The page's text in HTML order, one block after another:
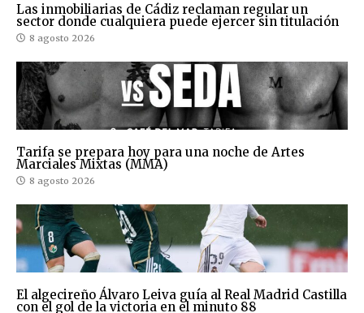
Las inmobiliarias de Cádiz reclaman regular un
sector donde cualquiera puede ejercer sin titulación
8 agosto 2026
Tarifa se prepara hoy para una noche de Artes
Marciales Mixtas (MMA)
8 agosto 2026
El algecireño Álvaro Leiva guía al Real Madrid Castilla
con el gol de la victoria en el minuto 88